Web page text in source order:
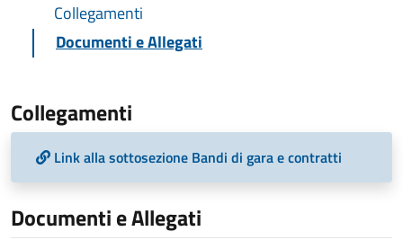
Collegamenti
Documenti e Allegati
Collegamenti
Link alla sottosezione Bandi di gara e contratti
Documenti e Allegati